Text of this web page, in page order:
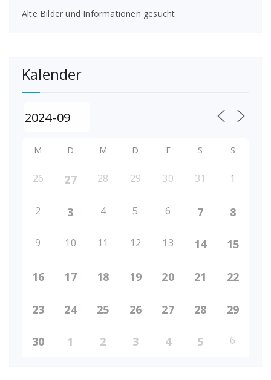
Alte Bilder und Informationen gesucht
Kalender
M D M D F S S
26 27 28 29 30 31 1
2 3 4 5 6 7 8
9 10 11 12 13 14 15
16 17 18 19 20 21 22
23 24 25 26 27 28 29
30 1 2 3 4 5 6